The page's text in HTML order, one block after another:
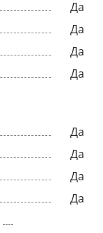
Да
Да
Да
Да
Да
Да
Да
Да